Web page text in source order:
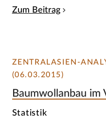
Zum Beitrag
ZENTRALASIEN-
(06.03.2015)
Baumwollanbau im
Statistik